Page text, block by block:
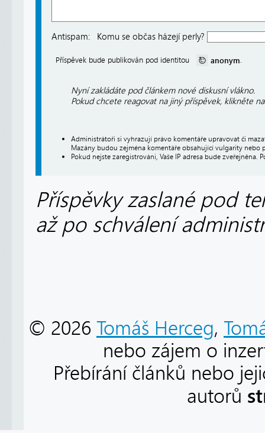
Antispam: Komu se občas házejí perly?
Příspěvek bude publikován pod identitou anonym.
Nyní zakládáte pod článkem nové diskusní vlákno.
Pokud chcete reagovat na jiný příspěvek, klikněte
Administrátoři si vyhrazují právo komentáře upravovat či
Mazány budou zejména komentáře obsahující vulgarity nebo
Pokud nejste zaregistrováni, Vaše IP adresa bude
Příspěvky zaslané pod
až po schválení
© 2026 Tomáš Herceg,
nebo zájem o
Přebírání článků nebo
autorů